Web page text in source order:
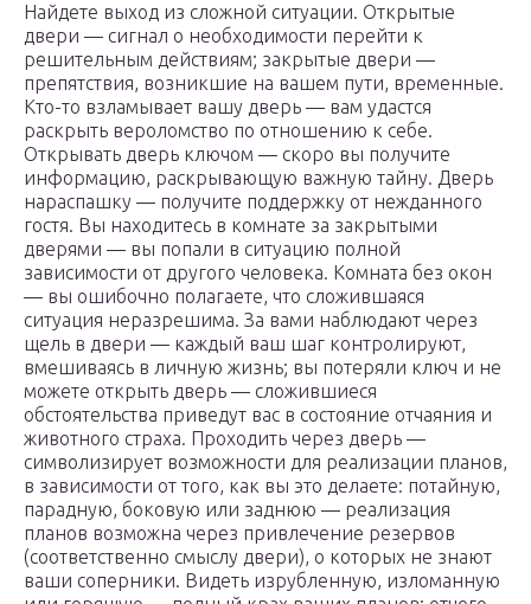
Найдете выход из сложной ситуации. Открытые
двери — сигнал о необходимости перейти к
решительным действиям; закрытые двери —
препятствия, возникшие на вашем пути, временные.
Кто-то взламывает вашу дверь — вам удастся
раскрыть вероломство по отношению к себе.
Открывать дверь ключом — скоро вы получите
информацию, раскрывающую важную тайну. Дверь
нараспашку — получите поддержку от нежданного
гостя. Вы находитесь в комнате за закрытыми
дверями — вы попали в ситуацию полной
зависимости от другого человека. Комната без окон
— вы ошибочно полагаете, что сложившаяся
ситуация неразрешима. За вами наблюдают через
щель в двери — каждый ваш шаг контролируют,
вмешиваясь в личную жизнь; вы потеряли ключ и не
можете открыть дверь — сложившиеся
обстоятельства приведут вас в состояние отчаяния и
животного страха. Проходить через дверь —
символизирует возможности для реализации планов,
в зависимости от того, как вы это делаете: потайную,
парадную, боковую или заднюю — реализация
планов возможна через привлечение резервов
(соответственно смыслу двери), о которых не знают
ваши соперники. Видеть изрубленную, изломанную